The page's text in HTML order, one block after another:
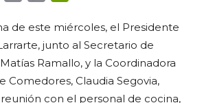
de este miércoles, el Presidente
junto al Secretario de
Ramallo, y la Coordinadora
Comedores, Claudia Segovia,
con el personal de cocina,